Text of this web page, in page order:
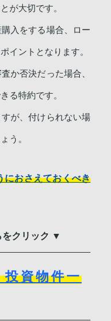
が大切です。
入をする場合、ロー
イントとなります。
か否決だった場合、
る特約です。
が、付けられない場
う。
におさえておくべき
をクリック ▼
投資物件一